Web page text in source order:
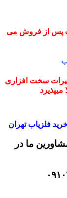
پس از فروش می
سخت افزاری
میپذیرد
فلزیاب تهران
ما در